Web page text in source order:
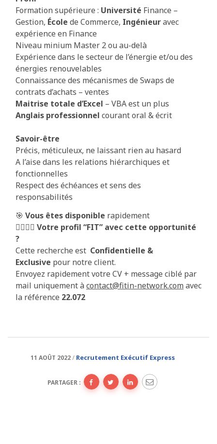
Formation supérieure : Université Finance –
Gestion, École de Commerce, Ingénieuravec
expérience en Finance
Niveau minium Master 2 ou au-delà
Expérience dans le secteur de l’énergie et/ou des
énergies renouvelables
Connaissance des mécanismes de Swaps de
contrats d’achats – ventes
Maitrise totale d’Excel – VBA est un plus
Anglais professionnel courant oral & écrit
Savoir-être
Précis, méticuleux, ne laissant rien au hasard
A l’aise dans les relations hiérarchiques et
fonctionnelles
Respect des échéances et sens des
responsabilités
🎯 Vous êtes disponible rapidement
🦸‍♀️🦸‍♂️ Votre profil “FIT” avec cette opportunité
?
Cette recherche est Confidentielle &
Exclusive pour notre client.
Envoyez rapidement votre CV + message ciblé par
mail uniquement à contact@fitin-network.com avec
la référence 22.072
11 AOÛT 2022 Recrutement Exécutif Express
PARTAGER :